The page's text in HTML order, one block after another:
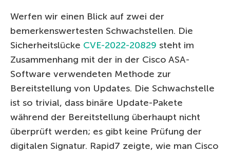
Werfen wir einen Blick auf zwei der
bemerkenswertesten Schwachstellen. Die
Sicherheitslücke CVE-2022-20829 steht im
Zusammenhang mit der in der Cisco ASA-
Software verwendeten Methode zur
Bereitstellung von Updates. Die Schwachstelle
ist so trivial, dass binäre Update-Pakete
während der Bereitstellung überhaupt nicht
überprüft werden; es gibt keine Prüfung der
digitalen Signatur. Rapid7 zeigte, wie man Cisco